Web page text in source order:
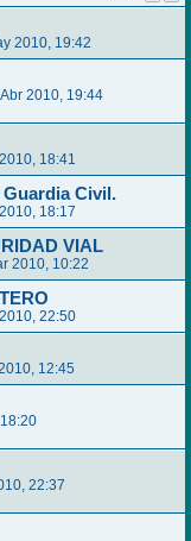
2010, 19:42
2010, 19:44
18:41
Guardia Civil.
18:17
VIAL
2010, 10:22
22:50
12:45
22:37